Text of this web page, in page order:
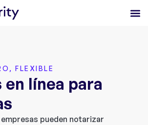
FLEXIBLE
línea para
pueden notarizar